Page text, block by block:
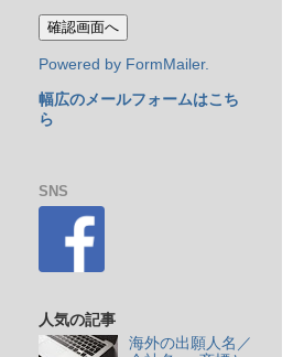
Powered by FormMailer.
幅広のメールフォームはこち
ら
SNS
人気の記事
海外の出願人名／